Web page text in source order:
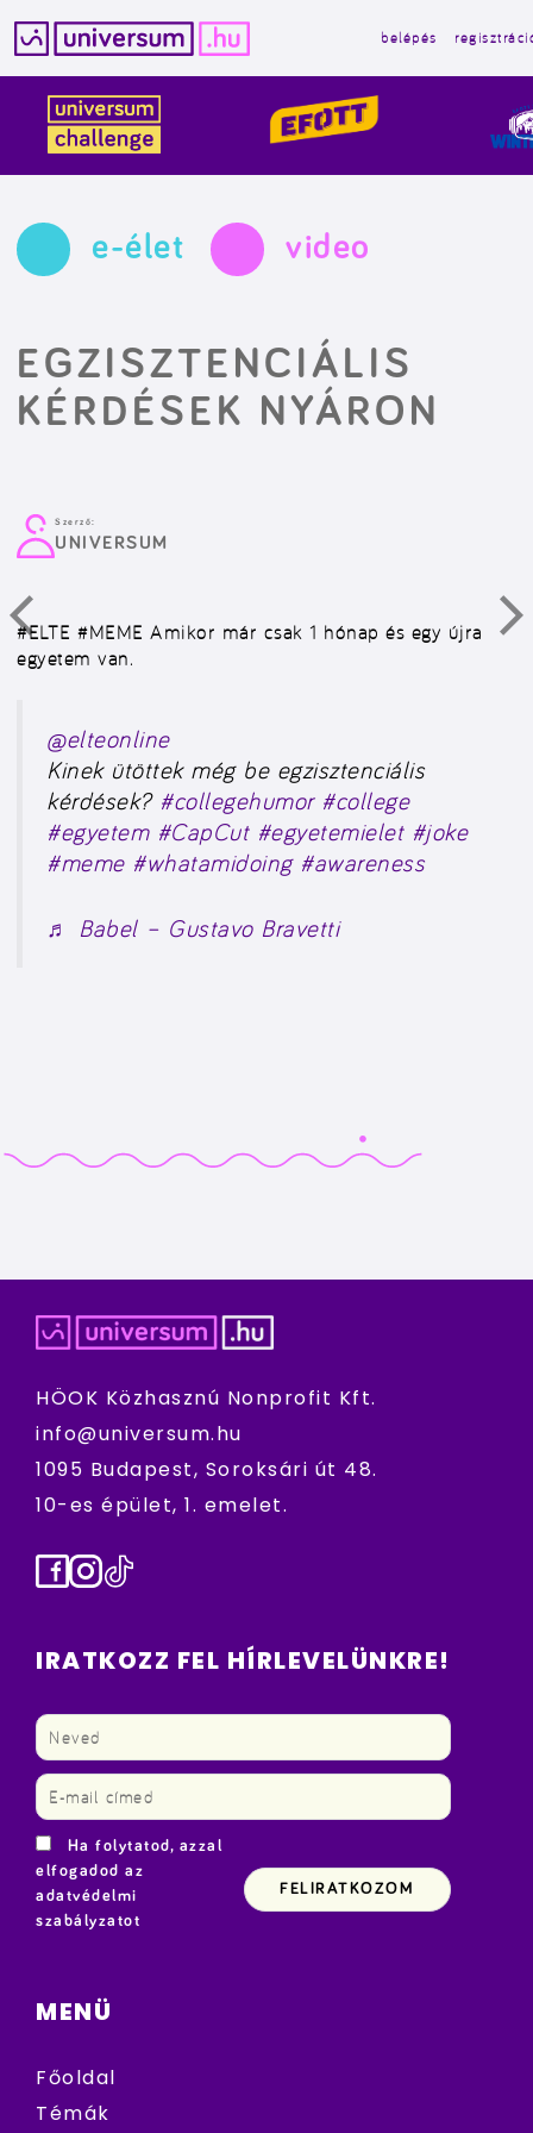
tartalomba
belépés
e-élet video
EGZISZTENCIÁLIS
KÉRDÉSEK NYÁRON
Szerző:
UNIVERSUM
#ELTE #MEME Amikor már csak 1 hónap és egy újra
egyetem van.
@elteonline
Kinek ütöttek még be egzisztenciális
kérdések? #collegehumor #college
#egyetem #CapCut #egyetemielet #joke
#meme #whatamidoing #awareness
♬ Babel – Gustavo Bravetti
HÖOK Közhasznú Nonprofit Kft.
info@universum.hu
1095 Budapest, Soroksári út 48.
10-es épület, 1. emelet.
Facebook
Instagram
TikTok
IRATKOZZ FEL HÍRLEVELÜNKRE!
Ha folytatod, azzal
elfogadod az
adatvédelmi
szabályzatot
MENÜ
Főoldal
Témák